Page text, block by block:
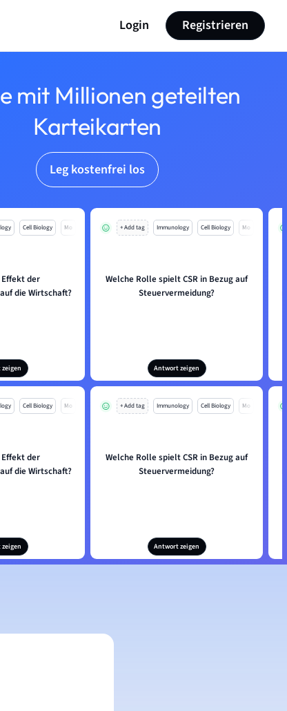
Login Registrieren
mit Millionen geteilten
Karteikarten
Leg kostenfrei los
Cell Biology Mo
Effekt der
die Wirtschaft?
+ Add tag Immunology Cell Biology Mo
Welche Rolle spielt CSR in Bezug auf
Steuervermeidung?
Antwort zeigen
Cell Biology Mo
Effekt der
die Wirtschaft?
+ Add tag Immunology Cell Biology Mo
Welche Rolle spielt CSR in Bezug auf
Steuervermeidung?
Antwort zeigen